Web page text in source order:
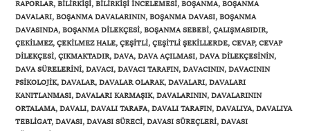
RAPORLAR, BILIRKIŞI, BILIRKIŞI INCELEMESI, BOŞANMA, BOŞANMA
DAVALARI, BOŞANMA DAVALARININ, BOŞANMA DAVASI, BOŞANMA
DAVASINDA, BOŞANMA DILEKÇESI, BOŞANMA SEBEBI, ÇALIŞMASIDIR,
ÇEKILMEZ, ÇEKILMEZ HALE, ÇEŞITLI, ÇEŞITLI ŞEKILLERDE, CEVAP, CEVAP
DILEKÇESI, ÇIKMAKTADIR, DAVA, DAVA AÇILMASI, DAVA DILEKÇESININ,
DAVA SÜRELERINI, DAVACI, DAVACI TARAFIN, DAVACININ, DAVACININ
PSIKOLOJIK, DAVALAR, DAVALAR OLARAK, DAVALARI, DAVALARI
KANITLANMASI, DAVALARI KARMAŞIK, DAVALARININ, DAVALARININ
ORTALAMA, DAVALI, DAVALI TARAFA, DAVALI TARAFIN, DAVALIYA, DAVALIYA
TEBLIGAT, DAVASI, DAVASI SÜRECI, DAVASI SÜREÇLERI, DAVASI